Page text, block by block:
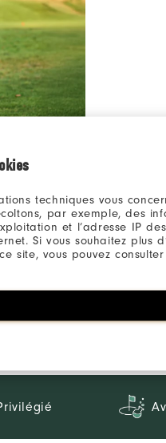
techniques vous
par exemple, des
et l’adresse IP
Si vous souhaitez plus
site, vous pouvez